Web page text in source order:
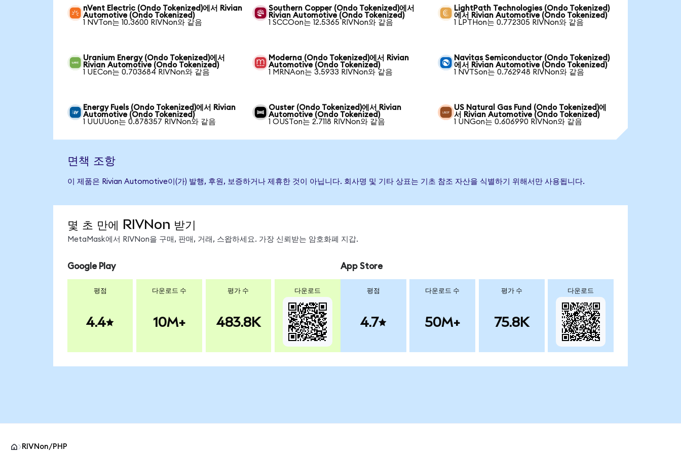
nVent Electric (Ondo Tokenized)에서 Rivian
Automotive (Ondo Tokenized)
1 NVTon는 10.3600 RIVNon와 같음
Southern Copper (Ondo Tokenized)에서
Rivian Automotive (Ondo Tokenized)
1 SCCOon는 12.5365 RIVNon와 같음
LightPath Technologies (Ondo Tokenized)
에서 Rivian Automotive (Ondo Tokenized)
1 LPTHon는 0.772305 RIVNon와 같음
Uranium Energy (Ondo Tokenized)에서
Rivian Automotive (Ondo Tokenized)
1 UECon는 0.703684 RIVNon와 같음
Moderna (Ondo Tokenized)에서 Rivian
Automotive (Ondo Tokenized)
1 MRNAon는 3.5933 RIVNon와 같음
Navitas Semiconductor (Ondo Tokenized)
에서 Rivian Automotive (Ondo Tokenized)
1 NVTSon는 0.762948 RIVNon와 같음
Energy Fuels (Ondo Tokenized)에서 Rivian
Automotive (Ondo Tokenized)
1 UUUUon는 0.878357 RIVNon와 같음
Ouster (Ondo Tokenized)에서 Rivian
Automotive (Ondo Tokenized)
1 OUSTon는 2.7118 RIVNon와 같음
US Natural Gas Fund (Ondo Tokenized)에
서 Rivian Automotive (Ondo Tokenized)
1 UNGon는 0.606990 RIVNon와 같음
면책 조항
이 제품은 Rivian Automotive이(가) 발행, 후원, 보증하거나 제휴한 것이 아닙니다. 회사명 및 기타 상표는 기초 참조 자산을 식별하기 위해서만 사용됩니다.
몇 초 만에 RIVNon 받기
MetaMask에서 RIVNon을 구매, 판매, 거래, 스왑하세요. 가장 신뢰받는 암호화폐 지갑.
Google Play
평점
4.4
다운로드 수
10M+
평가 수
483.8K
다운로드
App Store
평점
4.7
다운로드 수
50M+
평가 수
75.8K
다운로드
RIVNon/PHP